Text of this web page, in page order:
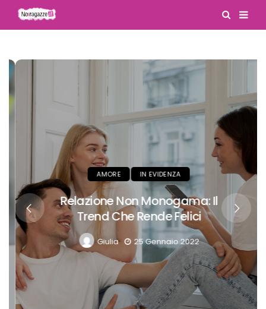
AMORE IN EVIDENZA
Relazione Non Monogama: Il
Trend Che Rende Felici
Giulia 25 Gennaio 2022